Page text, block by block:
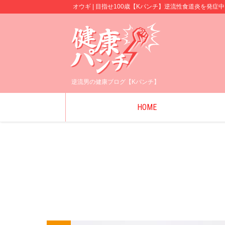
オウギ | 目指せ100歳【Kパンチ】逆流性食道炎を発症中
逆流男の健康ブログ【Kパンチ】
HOME